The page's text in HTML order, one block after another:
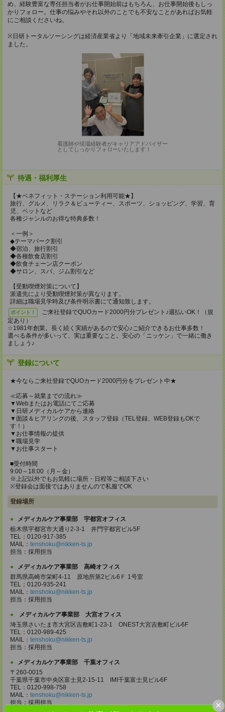
×
め、経験豊富な専任担当者がお仕事開始前はもちろん、お仕事開始後もしっ
かりフォロー。仕事の悩みやそれ以外のことでも不安なことがあればお気軽
にご相談くださいね。
※日研トータルソーシングは経済産業省より「地域未来牽引企業」に選定され
ました。
看護師や現場経験者がキャリアアドバイザー
としてしっかりフォローいたします！
待遇・福利厚生
【★ベネフィット・ステーション利用可能★】
旅行、グルメ、リラク＆ビューティー、スポーツ、ショッピング、学習、育
児、ペットなど
各種ジャンルのお得な特典多数！
＜一例＞
◆テーマパーク割引
◆宿泊、旅行割引
◆各種飲食店割引
◆飲食チェーン店クーポン
◆サロン、スパ、ジム割引など
【受動喫煙対策について】
派遣先により受動喫煙対策が異なります。
詳細は職場見学時及び条件明示書にて通知致します。
ポイント！
ご来社登録でQUOカード2000円分プレゼント♪週払いOK！（規
定あり）
☆1981年創業。長く続く実績があるので安心♪ご紹介できるお仕事多数！
選べる条件が多いって、実は重要なこと。安心の「ニッケン」で一緒に働き
ましょう♪
登録について
★今ならご来社登録でQUOカード2000円分をプレゼント中★
≪応募～就業までの流れ≫
▼Webまたはお電話にてご応募
▼日研メディカルケアから連絡
▼面談＆ヒアリングの後、スタッフ登録（TEL登録、WEB登録もOKで
す！）
▼お仕事情報の提供
▼職場見学
▼お仕事スタート
■受付時間
9:00～18:00（月～金）
※上記以外でもお気軽に場所・日程等ご相談下さい
※登録会は面接ではありませんので私服でOK
登録場所
メディカルケア事業部 宇都宮オフィス
栃木県宇都宮市大通り2-3-1 井門宇都宮ビル5F
TEL：0120-917-385
MAIL： tenshoku@nikken-ts.jp
担当：採用担当
メディカルケア事業部 高崎オフィス
群馬県高崎市栄町4-11 原地所第2ビル6Ｆ 1号室
TEL：0120-935-241
MAIL： tenshoku@nikken-ts.jp
担当：採用担当
メディカルケア事業部 大宮オフィス
埼玉県さいたま市大宮区吉敷町1-23-1 ONEST大宮吉敷町ビル6F
TEL：0120-989-425
MAIL： tenshoku@nikken-ts.jp
担当：採用担当
メディカルケア事業部 千葉オフィス
〒260-0015
千葉県千葉市中央区富士見2-15-11 IMI千葉富士見ビル6F
TEL：0120-998-758
MAIL： tenshoku@nikken-ts.jp
担当：採用担当